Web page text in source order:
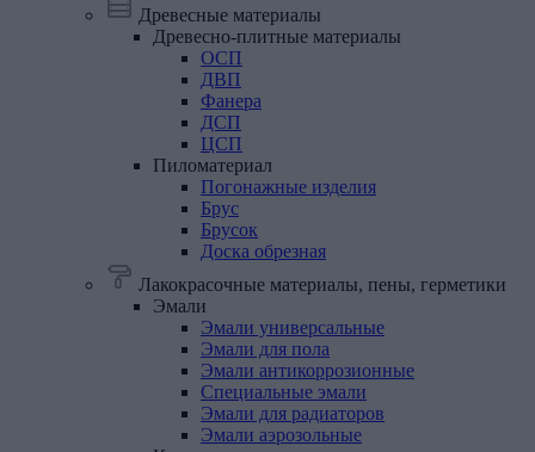
Древесные материалы
Древесно-плитные материалы
ОСП
ДВП
Фанера
ДСП
ЦСП
Пиломатериал
Погонажные изделия
Брус
Брусок
Доска обрезная
Лакокрасочные материалы, пены, герметики
Эмали
Эмали универсальные
Эмали для пола
Эмали антикоррозионные
Специальные эмали
Эмали для радиаторов
Эмали аэрозольные